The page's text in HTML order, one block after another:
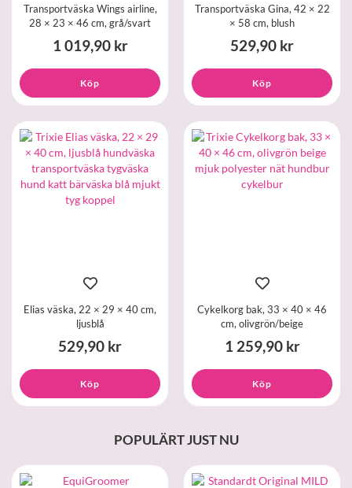
Transportväska Wings airline,
28 × 23 × 46 cm, grå/svart
1 019,90 kr
Köp
Transportväska Gina, 42 × 22
× 58 cm, blush
529,90 kr
Köp
Elias väska, 22 × 29 × 40 cm,
ljusblå
529,90 kr
Köp
Cykelkorg bak, 33 × 40 × 46
cm, olivgrön/beige
1 259,90 kr
Köp
POPULÄRT JUST NU